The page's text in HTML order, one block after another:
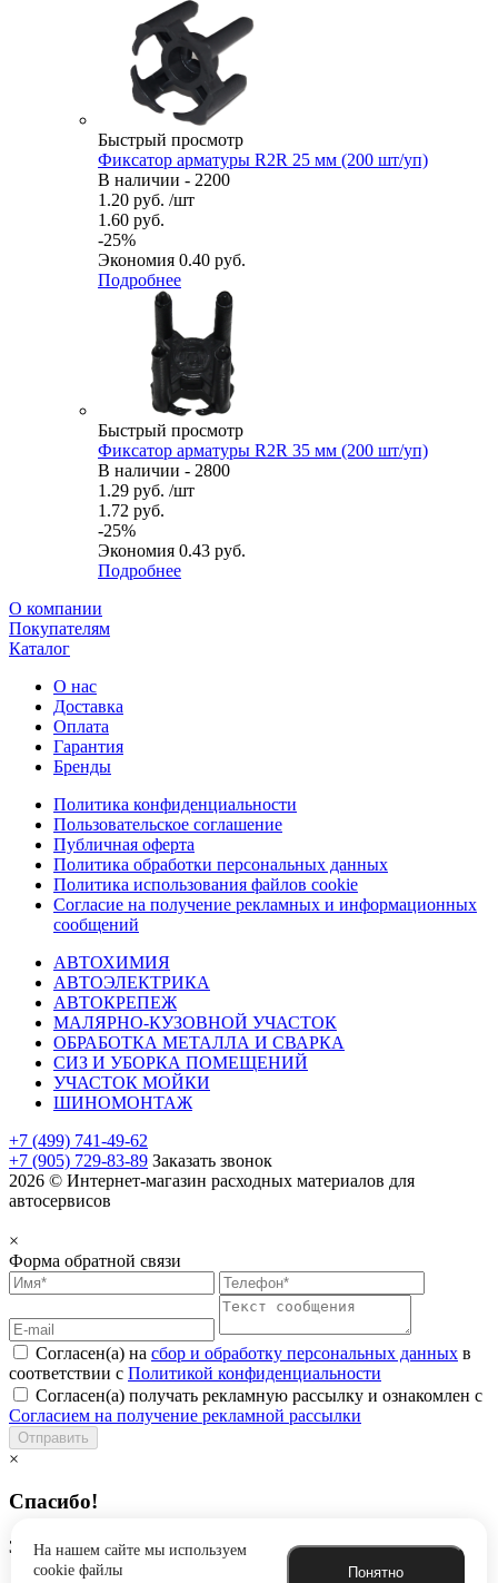
На нашем сайте мы используем
cookie файлы
Понятно
Быстрый просмотр
Фиксатор арматуры R2R 25 мм (200 шт/уп)
В наличии - 2200
1.20 руб. /шт
1.60 руб.
-25%
Экономия 0.40 руб.
Подробнее
Быстрый просмотр
Фиксатор арматуры R2R 35 мм (200 шт/уп)
В наличии - 2800
1.29 руб. /шт
1.72 руб.
-25%
Экономия 0.43 руб.
Подробнее
О компании
Покупателям
Каталог
О нас
Доставка
Оплата
Гарантия
Бренды
Политика конфиденциальности
Пользовательское соглашение
Публичная оферта
Политика обработки персональных данных
Политика использования файлов cookie
Согласие на получение рекламных и информационных
сообщений
АВТОХИМИЯ
АВТОЭЛЕКТРИКА
АВТОКРЕПЕЖ
МАЛЯРНО-КУЗОВНОЙ УЧАСТОК
ОБРАБОТКА МЕТАЛЛА И СВАРКА
СИЗ И УБОРКА ПОМЕЩЕНИЙ
УЧАСТОК МОЙКИ
ШИНОМОНТАЖ
+7 (499) 741-49-62
+7 (905) 729-83-89 Заказать звонок
2026 © Интернет-магазин расходных материалов для
автосервисов
×
Форма обратной связи
Согласен(а) на сбор и обработку персональных данных в
соответствии с Политикой конфиденциальности
Согласен(а) получать рекламную рассылку и ознакомлен с
Согласием на получение рекламной рассылки
Отправить
×
Спасибо!
Заявка успешно отправлена